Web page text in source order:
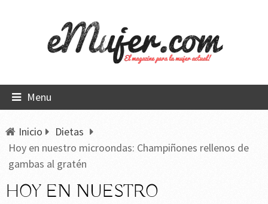
Menu
Inicio
Dietas
Hoy en nuestro microondas: Champiñones rellenos de
gambas al gratén
HOY EN NUESTRO